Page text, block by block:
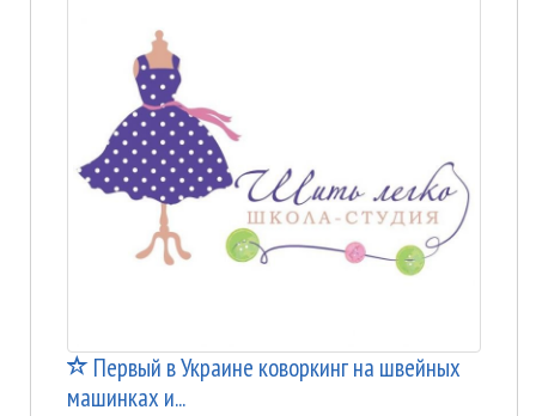
Первый в Украине коворкинг на швейных
машинках и...